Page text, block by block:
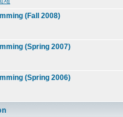
(Fall 2008)
(Spring 2007)
(Spring 2006)